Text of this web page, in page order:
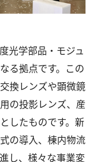
光学部品・モジュ
る拠点です。この
換レンズや顕微鏡
の投影レンズ、産
したものです。新
の導入、棟内物流
し、様々な事業変